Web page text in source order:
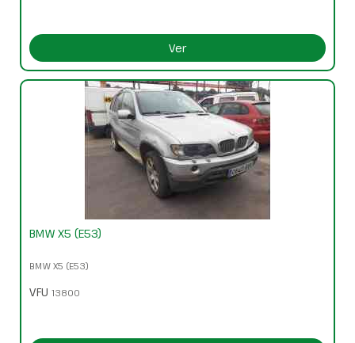
Ver
BMW X5 (E53)
BMW X5 (E53)
VFU 13800